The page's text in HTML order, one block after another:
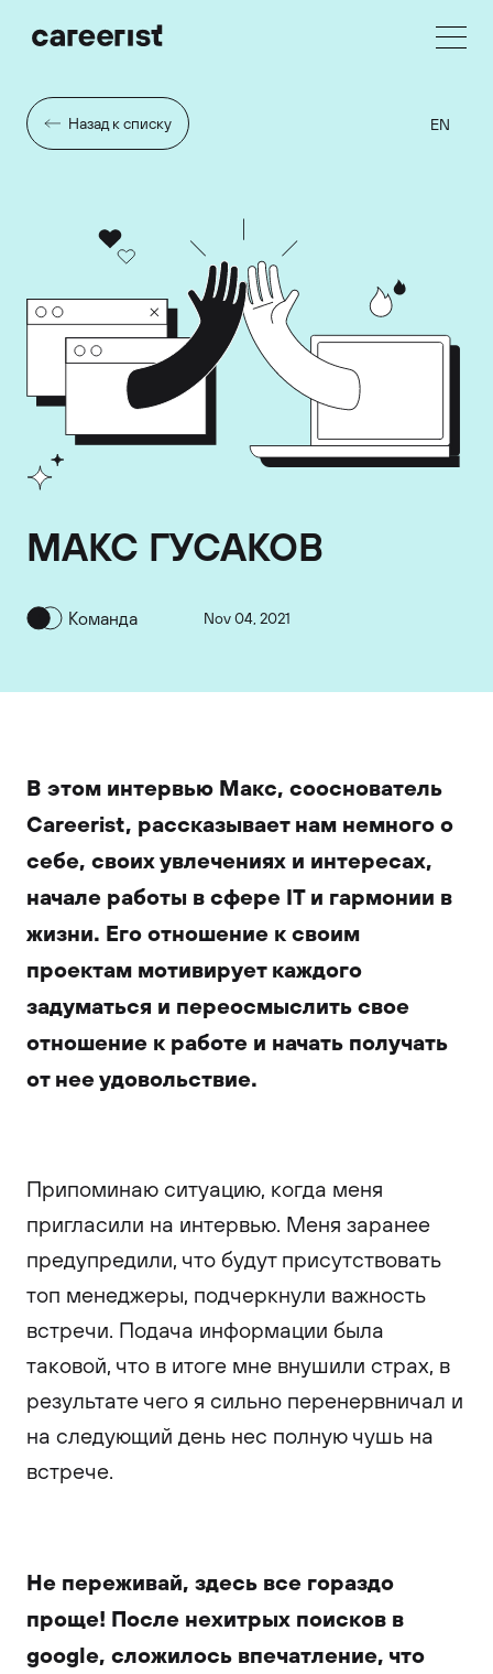
Назад к списку EN
МАКС ГУСАКОВ
Команда Nov 04, 2021
В этом интервью Макс, сооснователь
Careerist, рассказывает нам немного о
себе, своих увлечениях и интересах,
начале работы в сфере IT и гармонии в
жизни. Его отношение к своим
проектам мотивирует каждого
задуматься и переосмыслить свое
отношение к работе и начать получать
от нее удовольствие.
Припоминаю ситуацию, когда меня
пригласили на интервью. Меня заранее
предупредили, что будут присутствовать
топ менеджеры, подчеркнули важность
встречи. Подача информации была
таковой, что в итоге мне внушили страх, в
результате чего я сильно перенервничал и
на следующий день нес полную чушь на
встрече.
Не переживай, здесь все гораздо
проще! После нехитрых поисков в
google, сложилось впечатление, что